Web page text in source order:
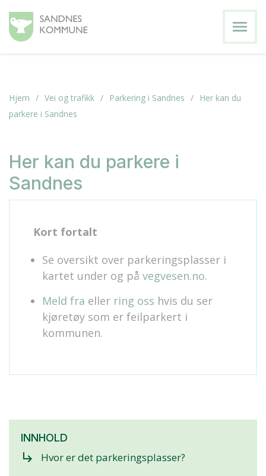
menu
Hjem Vei og trafikk Parkering i Sandnes
Her kan du
parkere i Sandnes
Her kan du parkere i
Sandnes
Kort fortalt
Se oversikt over parkeringsplasser i
kartet under og på vegvesen.no.
Meld fra eller ring oss hvis du ser
kjøretøy som er feilparkert i
kommunen.
INNHOLD
subdirectory_arrow_right Hvor er det parkeringsplasser?